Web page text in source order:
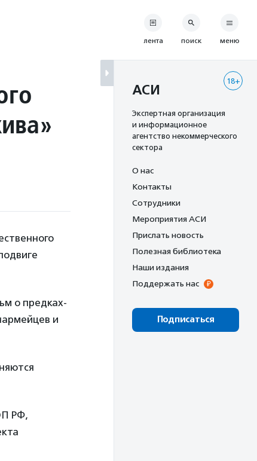
о предках-
и
РФ,
лента поиск меню
18+
АСИ
Экспертная организация
и информационное
агентство некоммерческого
сектора
О нас
Контакты
Сотрудники
Мероприятия АСИ
Прислать новость
Полезная библиотека
Наши издания
Поддержать нас
Подписаться